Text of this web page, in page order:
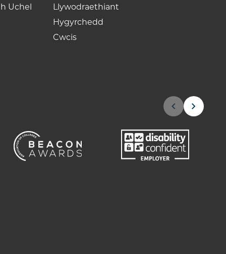
Uchel
Llywodraethiant
Hygyrchedd
Cwcis